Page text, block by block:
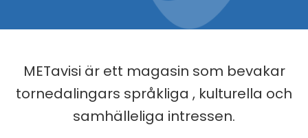
METavisi är ett magasin som bevakar
tornedalingars språkliga , kulturella och
samhälleliga intressen.